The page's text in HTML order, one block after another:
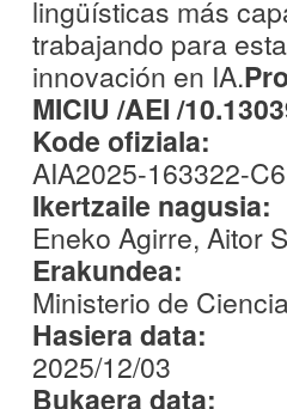
lingüísticas más
trabajando para
innovación en IA.
MICIU /AEI /
Kode ofiziala:
AIA2025-163322-
Ikertzaile nagusia:
Eneko Agirre, Aitor
Erakundea:
Ministerio de
Hasiera data:
2025/12/03
Bukaera data: